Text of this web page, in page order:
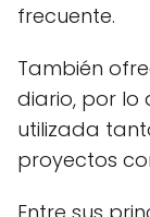
frecuente.
También
diario, por lo
utilizada
proyectos